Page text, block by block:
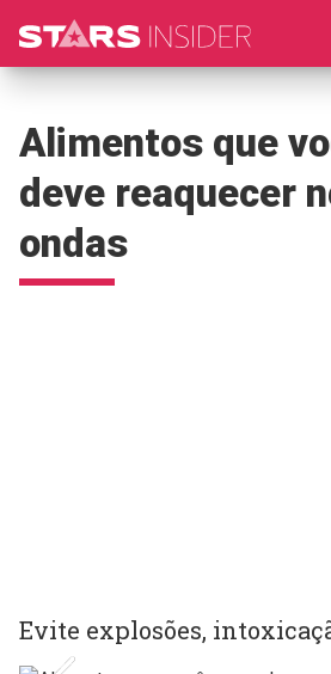
Alimentos que
deve reaquecer
ondas
Evite explosões,